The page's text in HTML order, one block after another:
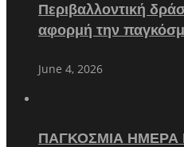
Περιβαλλοντική
αφορμή την
June 4, 2026
ΠΑΓΚΟΣΜΙΑ ΗΜΕΡΑ